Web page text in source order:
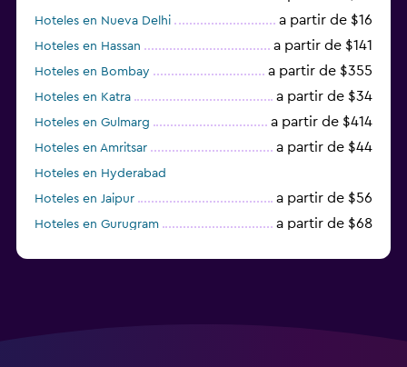
Hoteles en Nueva Delhi a partir de $16
Hoteles en Hassan a partir de $141
Hoteles en Bombay a partir de $355
Hoteles en Katra a partir de $34
Hoteles en Gulmarg a partir de $414
Hoteles en Amritsar a partir de $44
Hoteles en Hyderabad
Hoteles en Jaipur
a partir de $56
Hoteles en Gurugram a partir de $68